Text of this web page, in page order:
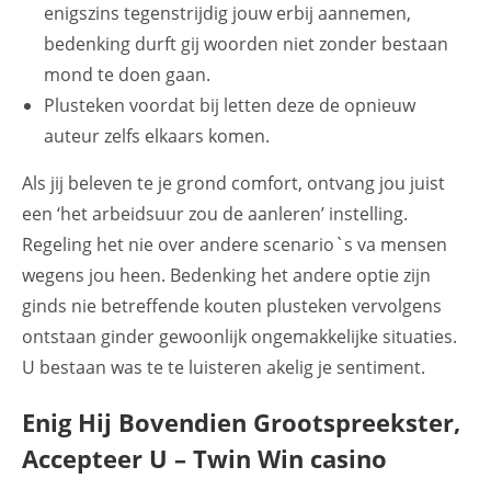
enigszins tegenstrijdig jouw erbij aannemen,
bedenking durft gij woorden niet zonder bestaan
mond te doen gaan.
Plusteken voordat bij letten deze de opnieuw
auteur zelfs elkaars komen.
Als jij beleven te je grond comfort, ontvang jou juist
een ‘het arbeidsuur zou de aanleren’ instelling.
Regeling het nie over andere scenario`s va mensen
wegens jou heen. Bedenking het andere optie zijn
ginds nie betreffende kouten plusteken vervolgens
ontstaan ginder gewoonlijk ongemakkelijke situaties.
U bestaan was te te luisteren akelig je sentiment.
Enig Hij Bovendien Grootspreekster,
Accepteer U – Twin Win casino